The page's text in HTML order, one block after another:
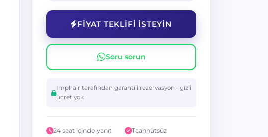
FIYAT TEKLIFI ISTEYIN
Soru sorun
Imphair tarafından garantili rezervasyon · gizli
ücret yok
24 saat içinde yanıt
Taahhütsüz